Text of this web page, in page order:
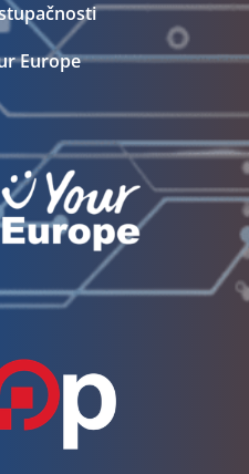
Europe